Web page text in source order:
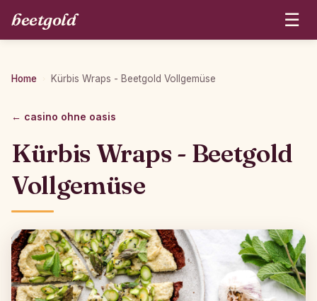
beetgold ☰
Home Kürbis Wraps - Beetgold Vollgemüse
← casino ohne oasis
Kürbis Wraps - Beetgold
Vollgemüse